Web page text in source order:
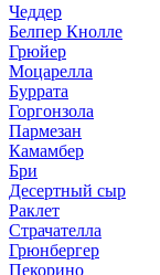
Чеддер
Белпер Кнолле
Грюйер
Моцарелла
Буррата
Горгонзола
Пармезан
Камамбер
Бри
Десертный сыр
Раклет
Страчателла
Грюнбергер
Пекорино